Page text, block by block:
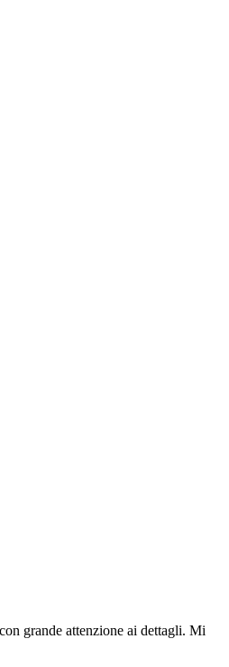
grande attenzione ai dettagli. Mi